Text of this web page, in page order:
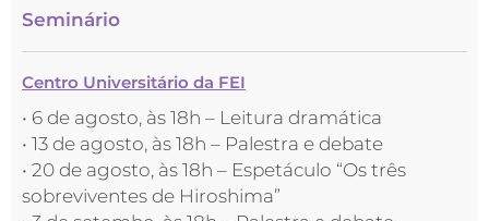
Seminário
Centro Universitário da FEI
• 6 de agosto, às 18h – Leitura dramática
• 13 de agosto, às 18h – Palestra e debate
• 20 de agosto, às 18h – Espetáculo “Os três
sobreviventes de Hiroshima”